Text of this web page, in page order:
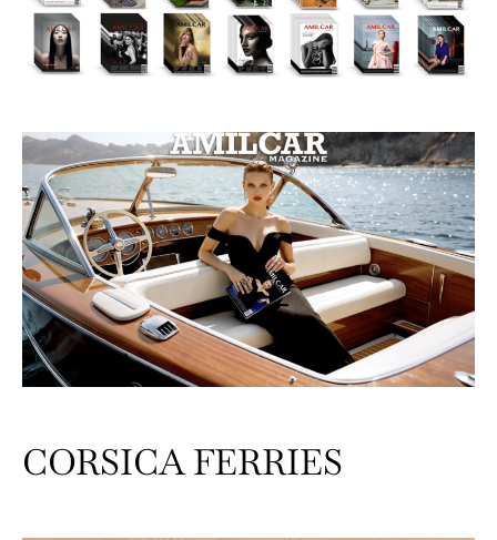
CORSICA FERRIES